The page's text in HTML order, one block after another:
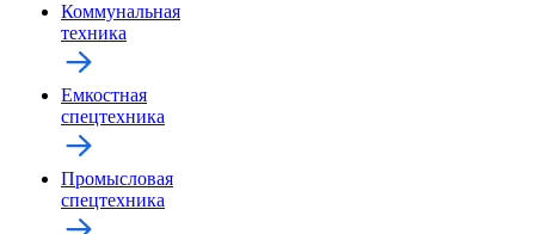
Коммунальная
техника
Емкостная
спецтехника
Промысловая
спецтехника